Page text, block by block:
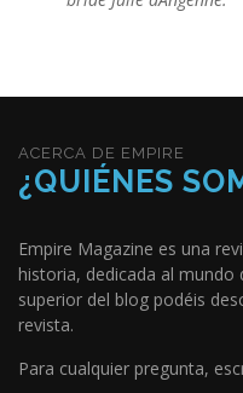
ACERCA DE EMPIRE
¿QUIÉNES
Empire Magazine es una
historia, dedicada al mundo
superior del blog podéis
revista.
Para cualquier pregunta,